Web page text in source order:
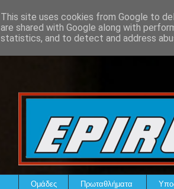
Ομάδες Πρωταθλήματα
This site uses cookies from Google to
are shared with Google along with
statistics, and to detect and address